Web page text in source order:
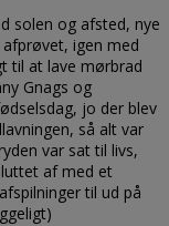
solen og afsted, nye
igen med
til at lave mørbrad
Gnags og
jo der blev
så alt var
var sat til livs,
af med et
til ud på